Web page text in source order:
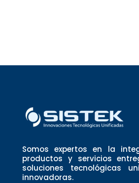
Somos expertos en la
productos y servicios
soluciones tecnológicas
innovadoras.